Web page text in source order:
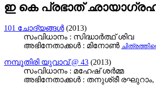
ഇ കെ പ്രഭാത്
101 ചോദ്യങ്ങള്‍ (2013)
സംവിധാനം : സിദ്ധാര്‍ത്ഥ് ശിവ
അഭിനേതാക്കള്‍ : മിനോണ്‍
നമ്പൂതിരി യുവാവ് @ 43 (2013)
സംവിധാനം : മഹേഷ് ശർമ്മ
അഭിനേതാക്കള്‍ : തനുശ്രീ രഘുറാം,